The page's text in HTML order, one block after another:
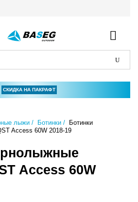
СКИДКА НА ПАКРАФТ
лыжи Ботинки
Ботинки
Access 60W 2018-19
Access 60W